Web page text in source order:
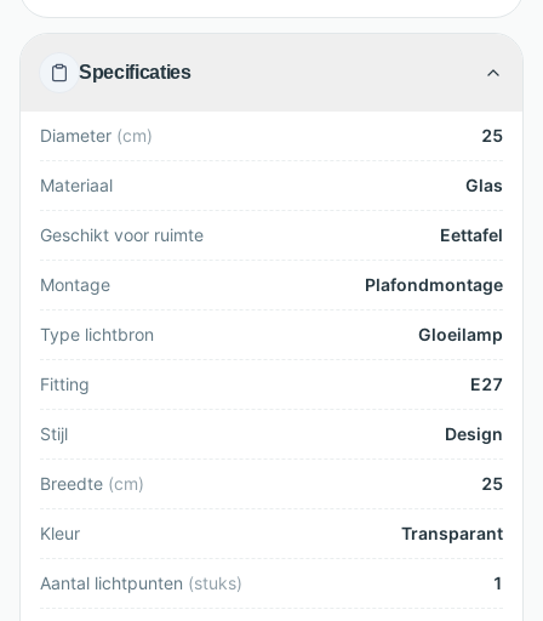
Specificaties
Diameter (cm) 25
Materiaal Glas
Geschikt voor ruimte Eettafel
Montage Plafondmontage
Type lichtbron Gloeilamp
Fitting E27
Stijl Design
Breedte (cm) 25
Kleur Transparant
Aantal lichtpunten (stuks) 1